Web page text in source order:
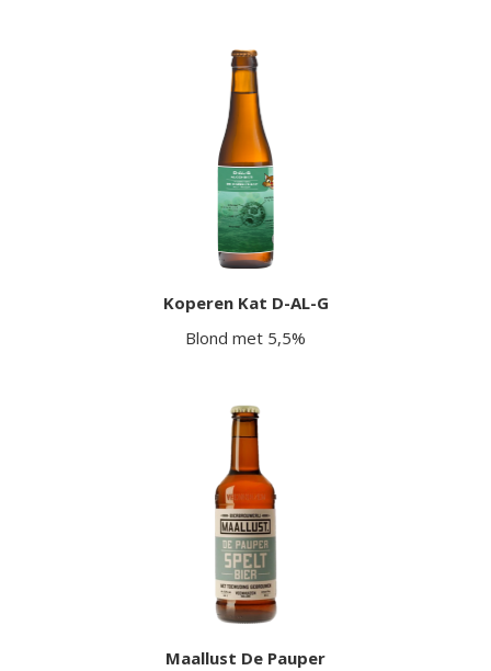
Koperen Kat D-AL-G
Blond met 5,5%
Maallust De Pauper